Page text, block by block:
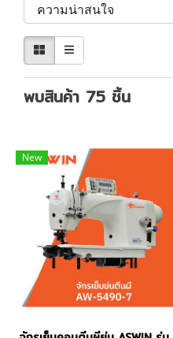
พบสินค้า 75 ชิ้น
New